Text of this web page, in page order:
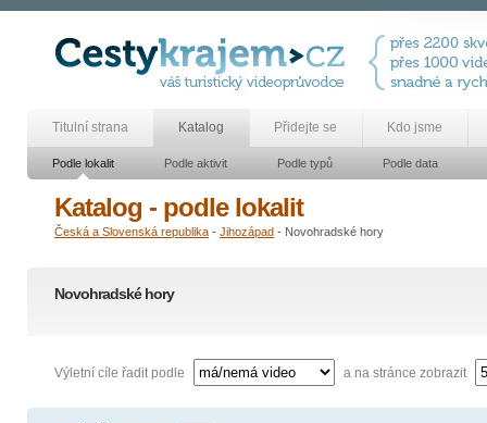
Titulní strana Katalog Přidejte se Kdo jsme
Podle lokalit Podle aktivit Podle typů Podle data
Katalog - podle lokalit
Česká a Slovenská republika - Jihozápad - Novohradské hory
Novohradské hory
Výletní cíle řadit podle a na stránce zobrazit